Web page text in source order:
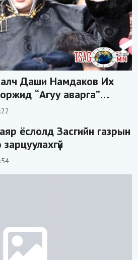
Даши Намдаков Их
“Агуу аварга”
өгөхийг хүсчээ
ёслолд Засгийн газрын